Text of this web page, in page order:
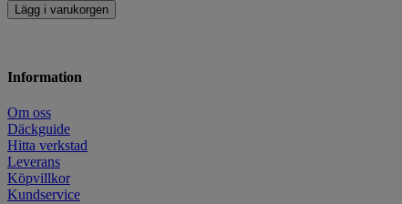
Lägg i varukorgen
Information
Om oss
Däckguide
Hitta verkstad
Leverans
Köpvillkor
Kundservice